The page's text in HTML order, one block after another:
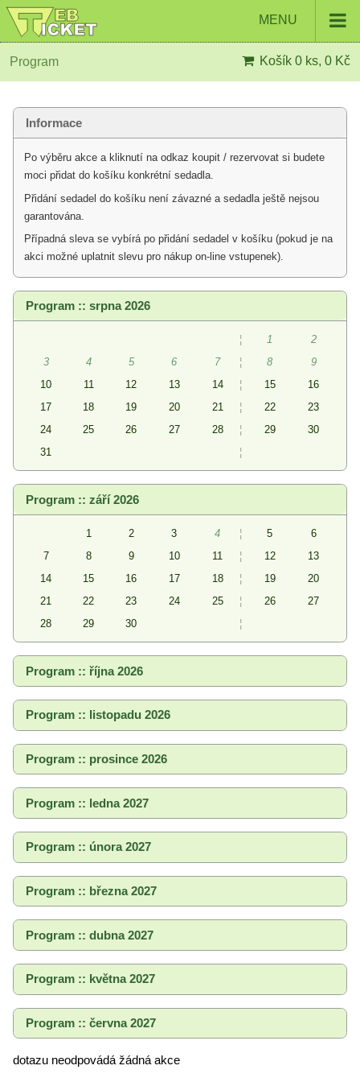
MENU
Program Košík 0 ks, 0 Kč
Informace
Po výběru akce a kliknutí na odkaz koupit / rezervovat si budete
moci přidat do košíku konkrétní sedadla.
Přidání sedadel do košíku není závazné a sedadla ještě nejsou
garantována.
Případná sleva se vybírá po přidání sedadel v košíku (pokud je na
akci možné uplatnit slevu pro nákup on-line vstupenek).
Program :: srpna 2026
¦ 1
2
3
4 5 6 7 ¦ 8
9
10
11 12 13 14 ¦ 15
16
17
18 19 20 21 ¦ 22
23
24
25 26 27 28 ¦ 29
30
31
¦
Program :: září 2026
1 2 3 4 ¦ 5
6
7
8 9 10 11 ¦ 12
13
14
15 16 17 18 ¦ 19
20
21
22 23 24 25 ¦ 26
27
28
29 30 ¦
Program :: října 2026
Program :: listopadu 2026
Program :: prosince 2026
Program :: ledna 2027
Program :: února 2027
Program :: března 2027
Program :: dubna 2027
Program :: května 2027
Program :: června 2027
dotazu neodpovádá žádná akce